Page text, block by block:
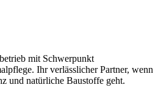
mit Schwerpunkt
Ihr verlässlicher Partner, wenn
und natürliche Baustoffe geht.